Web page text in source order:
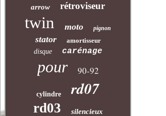
arrow rétroviseur
twin moto pignon
stator
amortisseur
disque
carénage
pour 90-92
cylindre rd07
rd03 silencieux